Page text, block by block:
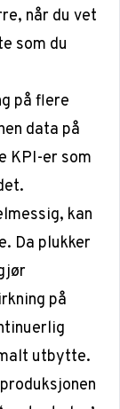
når du vet
som du
på flere
data på
KPI-er som
kan
Da plukker
på
utbytte.